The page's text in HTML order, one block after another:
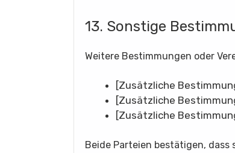
13. Sonstige
Weitere Bestimmungen oder
[Zusätzliche
[Zusätzliche
[Zusätzliche
Beide Parteien bestätigen, dass